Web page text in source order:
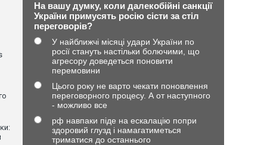
На вашу думку, коли далекобійні санкції
України примусять росію сісти за стіл
переговорів?
У найближчі місяці удари України по
росії стануть настільки болючими, що
агресору доведеться поновити
перемовини
Цього року не варто чекати поновлення
переговорного процесу. А от наступного
- можливо все
рф навпаки піде на ескалацію попри
здоровий глузд і намагатиметься
триматися до останнього